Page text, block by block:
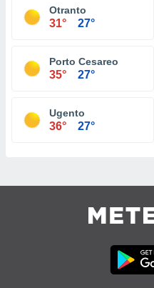
Otranto
31° 27°
Porto Cesareo
35° 27°
Ugento
36° 27°